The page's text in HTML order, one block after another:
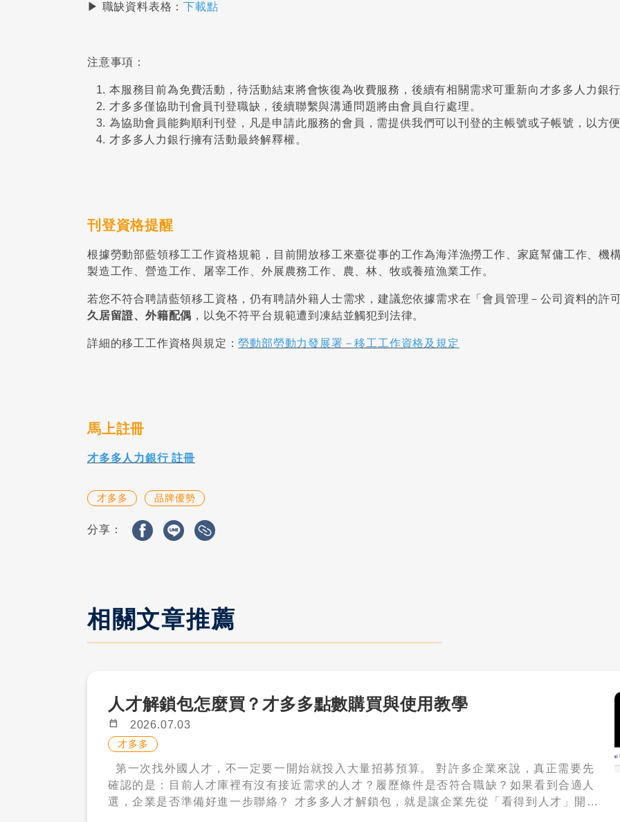
▶ 職缺資料表格：下載點
注意事項：
本服務目前為免費活動，待活動結束將會恢復為收費服務，後續有相關需求可重新向才多多人力銀行
才多多僅協助刊會員刊登職缺，後續聯繫與溝通問題將由會員自行處理。
為協助會員能夠順利刊登，凡是申請此服務的會員，需提供我們可以刊登的主帳號或子帳號，以方便
才多多人力銀行擁有活動最終解釋權。
刊登資格提醒
根據勞動部藍領移工工作資格規範，目前開放移工來臺從事的工作為海洋漁撈工作、家庭幫傭工作、機
製造工作、營造工作、屠宰工作、外展農務工作、農、林、牧或養殖漁業工作。
若您不符合聘請藍領移工資格，仍有聘請外籍人士需求，建議您依據需求在「會員管理－公司資料的許
久居留證、外籍配偶 ，以免不符平台規範遭到凍結並觸犯到法律。
詳細的移工工作資格與規定：勞動部勞動力發展署－移工工作資格及規定
馬上註冊
才多多人力銀行 註冊
才多多 品牌優勢
分享：
相關文章推薦
人才解鎖包怎麼買？才多多點數購買與使用教學
calendar_today 2026.07.03
才多多
第一次找外國人才，不一定要一開始就投入大量招募預算。 對許多企業來說，真正需要先
確認的是：目前人才庫裡有沒有接近需求的人才？履歷條件是否符合職缺？如果看到合適人
選，企業是否準備好進一步聯絡？ 才多多人才解鎖包，就是讓企業先從「看得到人才」開